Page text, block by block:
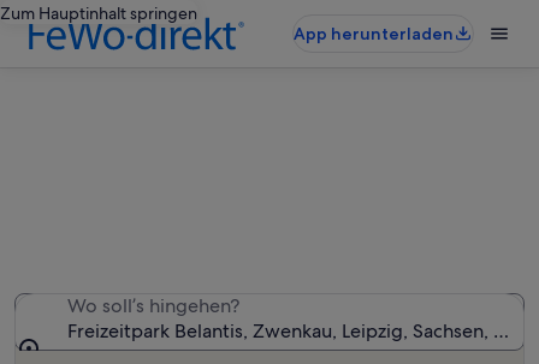
Zum Hauptinhalt springen
App herunterladen
Wo soll’s hingehen?
Freizeitpark Belantis, Zwenkau, Leipzig, Sachsen,